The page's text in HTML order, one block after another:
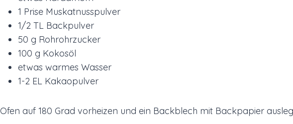
1 Prise Muskatnusspulver
1/2 TL Backpulver
50 g Rohrohrzucker
100 g Kokosöl
etwas warmes Wasser
1-2 EL Kakaopulver
Ofen auf 180 Grad vorheizen und ein Backblech mit Backpapier